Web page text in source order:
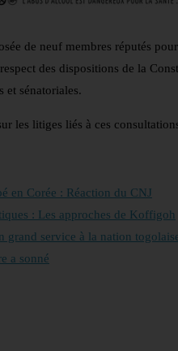
de neuf membres réputés
des dispositions de la
et sénatoriales.
les litiges liés à ces
en Corée : Réaction du CNJ
: Les approches de Koffigoh
grand service à la nation
a sonné